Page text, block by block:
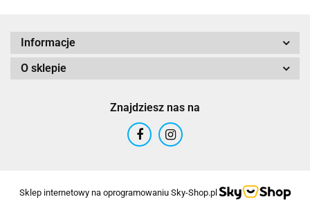
Informacje
O sklepie
Znajdziesz nas na
Sklep internetowy na oprogramowaniu Sky-Shop.pl